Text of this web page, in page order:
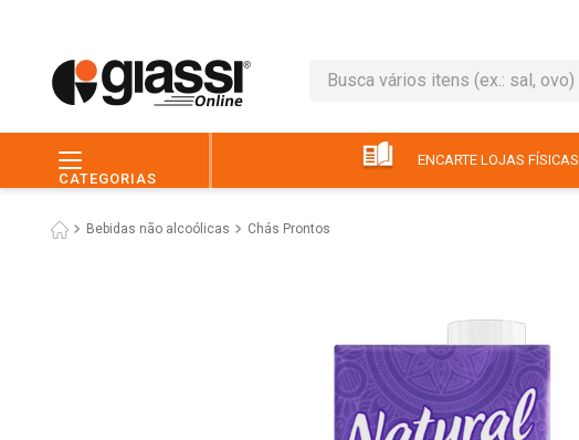
Busca vários itens (ex.: sal, ovo)
CATEGORIAS
ENCARTE LOJAS FÍSICAS
Bebidas não alcoólicas Chás Prontos
leite
6º pão
7º macarrão
8º iogurte